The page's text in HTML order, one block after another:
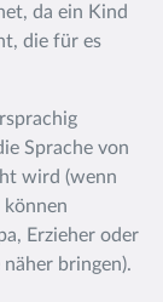
da ein Kind
die für es
Sprache von
wird (wenn
Erzieher oder
bringen).